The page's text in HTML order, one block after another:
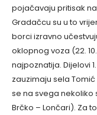
pojačavaju pritisak
Gradačcu su u to
borci izravno
oklopnog voza (22.
najpoznatija. Dijelovi
zauzimaju sela Tomić
se na svega
Brčko – Lončari). Za